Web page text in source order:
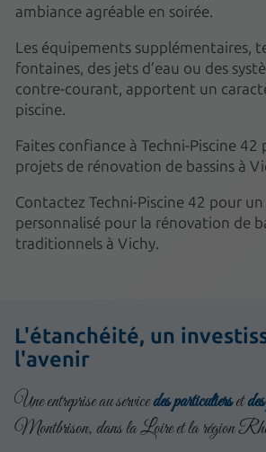
ambiance agréable en soirée.
Les équipements supplémentaires,
fontaines, des jets d’eau ou des
contre-courant, apportent un
piscine.
Faites confiance à Techni-Piscine 42
projets de rénovation de bassins à
Contactez Techni-Piscine 42 pour un
personnalisé pour la rénovation de
traditionnels à Vichy.
L'étanchéité, un
l'avenir
Une entreprise au servicedes particulierset
Montbrison, dans la Loire et la région